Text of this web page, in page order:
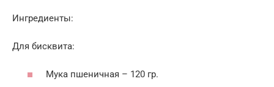
Ингредиенты:
Для бисквита:
Мука пшеничная – 120 гр.